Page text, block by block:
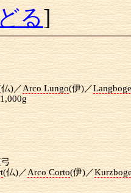
る]
)／Arco Lungo(伊)／
(仏)／Arco Corto(伊)／